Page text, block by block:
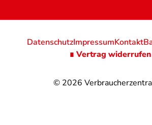
© 2026
DatenschutzImpressumKontakt
∎ Vertrag